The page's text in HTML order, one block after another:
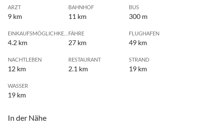
ARZT
9 km
BAHNHOF
11 km
BUS
300 m
4.2 km
FÄHRE
27 km
FLUGHAFEN
49 km
NACHTLEBEN
12 km
RESTAURANT
2.1 km
STRAND
19 km
WASSER
19 km
In der Nähe